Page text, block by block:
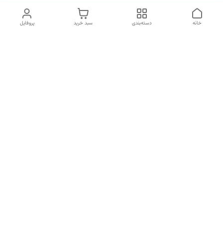
پروفایل سبد خرید دسته‌بندی خانه